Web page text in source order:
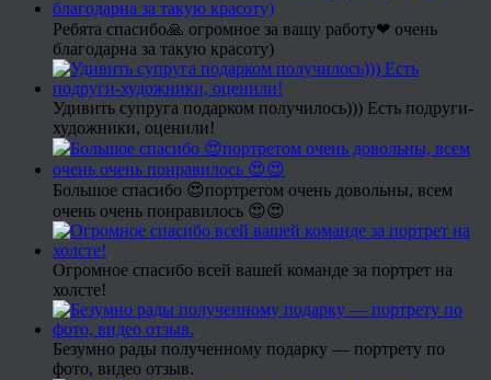
Ребята спасибо🙏 огромное за вашу работу❤ очень
благодарна за такую красоту)
Удивить супруга подарком получилось))) Есть подруги-
художники, оценили!
Большое спасибо 😍портретом очень довольны, всем
очень очень понравилось 😍😍
Огромное спасибо всей вашей команде за портрет на
холсте!
Безумно рады полученному подарку — портрету по
фото, видео отзыв.